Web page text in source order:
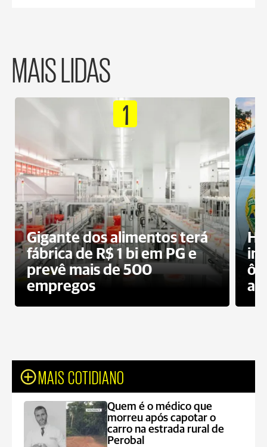
MAIS LIDAS
1
Gigante dos alimentos terá
fábrica de R$ 1 bi em PG e
prevê mais de 500
empregos
MAIS COTIDIANO
Quem é o médico que
morreu após capotar o
carro na estrada rural de
Perobal